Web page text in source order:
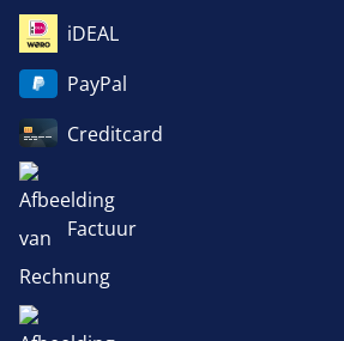
iDEAL
PayPal
Creditcard
Factuur